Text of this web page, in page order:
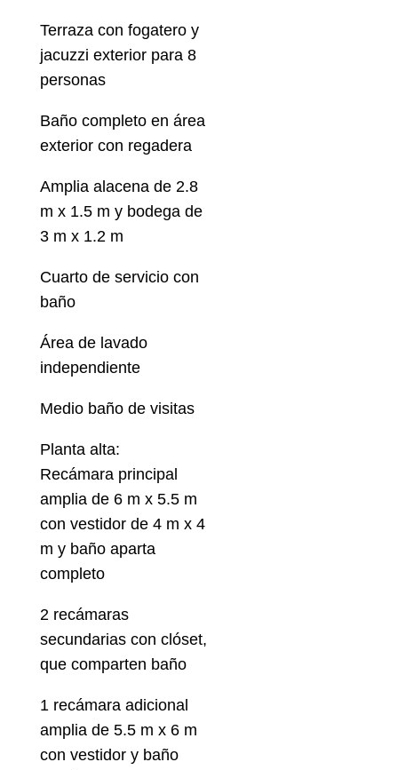
Terraza con fogatero y
jacuzzi exterior para 8
personas
Baño completo en área
exterior con regadera
Amplia alacena de 2.8
m x 1.5 m y bodega de
3 m x 1.2 m
Cuarto de servicio con
baño
Área de lavado
independiente
Medio baño de visitas
Planta alta:
Recámara principal
amplia de 6 m x 5.5 m
con vestidor de 4 m x 4
m y baño aparta
completo
2 recámaras
secundarias con clóset,
que comparten baño
1 recámara adicional
amplia de 5.5 m x 6 m
con vestidor y baño